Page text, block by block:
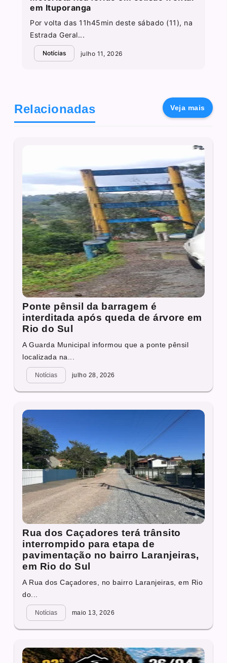
em Ituporanga
Por volta das 11h45min deste sábado (11), na
Estrada Geral...
Notícias julho 11, 2026
Relacionadas Veja mais
Ponte pênsil da barragem é
interditada após queda de árvore em
Rio do Sul
A Guarda Municipal informou que a ponte pênsil
localizada na...
Notícias julho 28, 2026
Rua dos Caçadores terá trânsito
interrompido para etapa de
pavimentação no bairro Laranjeiras,
em Rio do Sul
A Rua dos Caçadores, no bairro Laranjeiras, em Rio
do...
Notícias maio 13, 2026